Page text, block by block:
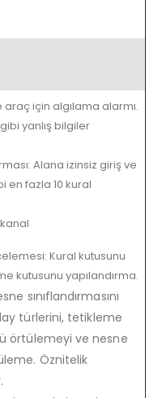
araç için algılama alarmı.
yanlış bilgiler
Alana izinsiz giriş ve
en fazla 10 kural
Kural kutusunu
kutusunu yapılandırma.
sınıflandırmasını
türlerini, tetikleme
örtülemeyi ve nesne
Öznitelik